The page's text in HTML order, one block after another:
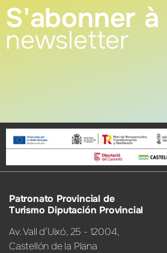
S'abonner à
newsletter
Patronato Provincial de
Turismo Diputación Provincial
Av. Vall d’Uixó, 25 - 12004,
Castellón de la Plana